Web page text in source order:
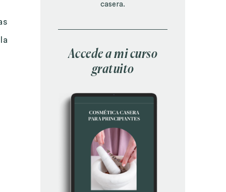
casera.
Accede a mi curso
gratuito